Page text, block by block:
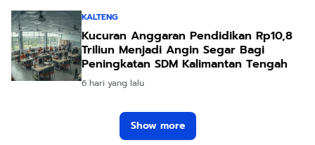
KALTENG
Kucuran Anggaran Pendidikan Rp10,8
Triliun Menjadi Angin Segar Bagi
Peningkatan SDM Kalimantan Tengah
6 hari yang lalu
Show more